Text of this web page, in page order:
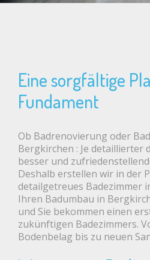
Eine sorgfältige
Fundament
Ob Badrenovierung oder
Bergkirchen : Je detaillierter
besser und
Deshalb erstellen wir in der
detailgetreues Badezimmer
Ihren Badumbau in
und Sie bekommen einen
zukünftigen Badezimmers.
Bodenbelag bis zu neuen